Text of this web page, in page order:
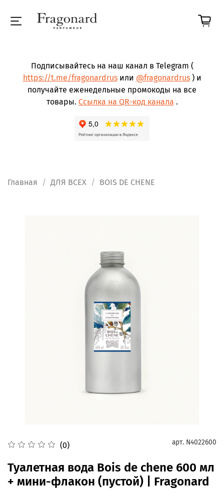
Подписывайтесь на наш канал в Telegram (
https://t.me/fragonardrusили @fragonardrus) и
получайте еженедельные промокоды на все
товары. Ссылка на QR-код канала .
Главная ДЛЯ ВСЕХ BOIS DE CHENE
(0) арт. N4022600
Туалетная вода Bois de chene 600 мл
+ мини-флакон (пустой) | Fragonard